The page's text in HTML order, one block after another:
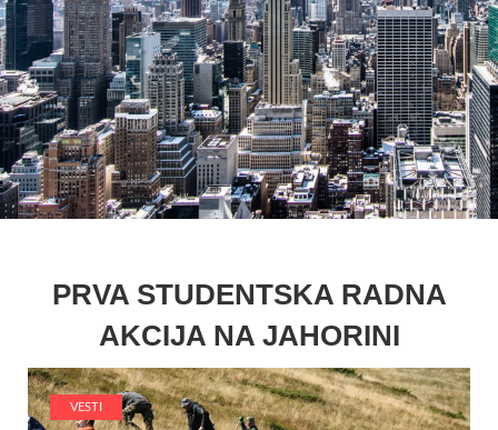
PRVA STUDENTSKA RADNA
AKCIJA NA JAHORINI
VESTI